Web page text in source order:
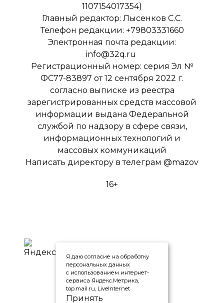
1107154017354)
Главный редактор: Лысенков С.С.
Телефон редакции: +79803331660
Электронная почта редакции:
info@32q.ru
Регистрационный номер: серия Эл №
ФС77-83897 от 12 сентября 2022 г.
согласно выписке из реестра
зарегистрированных средств массовой
информации выдана Федеральной
службой по надзору в сфере связи,
информационных технологий и
массовых коммуникаций
Написать директору в телеграм @mazov
16+
Я даю согласие на обработку
персональных данных
с использованием интернет-
сервиса Яндекс.Метрика,
top.mail.ru, LiveInternet
Принять